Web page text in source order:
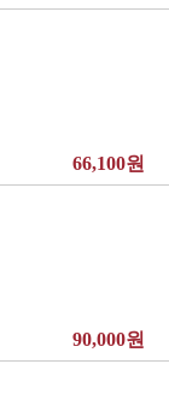
66,100원
90,000원